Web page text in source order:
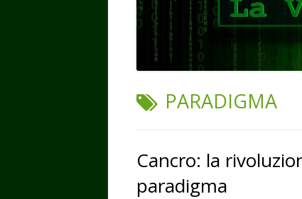
TAG:
PARADIGMA
Cancro: la
paradigma